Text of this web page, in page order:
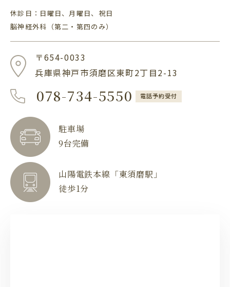
休診日：日曜日、月曜日、祝日
脳神経外科（第二・第四のみ）
〒654-0033
兵庫県神戸市須磨区東町2丁目2-13
078-734-5550 電話予約受付
駐車場
9台完備
山陽電鉄本線「東須磨駅」
徒歩1分